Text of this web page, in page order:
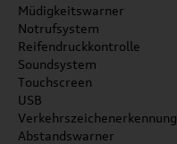
Müdigkeitswarner
Notrufsystem
Reifendruckkontrolle
Soundsystem
Touchscreen
USB
Verkehrszeichenerkennung
Abstandswarner